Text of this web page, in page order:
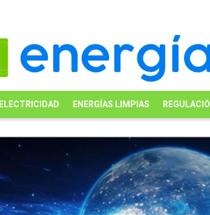
ELECTRICIDAD ENERGÍAS LIMPIAS